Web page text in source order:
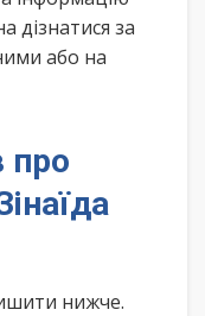
дізнатися за
або на
про
нижче.